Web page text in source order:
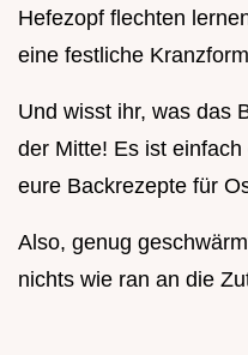
Hefezopf flechten
eine festliche
Und wisst ihr, was das
der Mitte! Es ist
eure Backrezepte für
Also, genug
nichts wie ran an die